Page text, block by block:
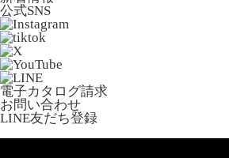
公式SNS
電子カタログ請求
お問い合わせ
LINE友だち登録